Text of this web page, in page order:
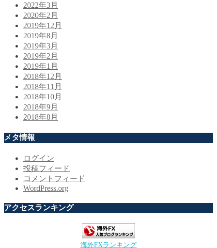
2022年3月
2020年2月
2019年12月
2019年8月
2019年3月
2019年2月
2019年1月
2018年12月
2018年11月
2018年10月
2018年9月
2018年8月
メタ情報
ログイン
投稿フィード
コメントフィード
WordPress.org
アクセスランキング
海外FXランキング